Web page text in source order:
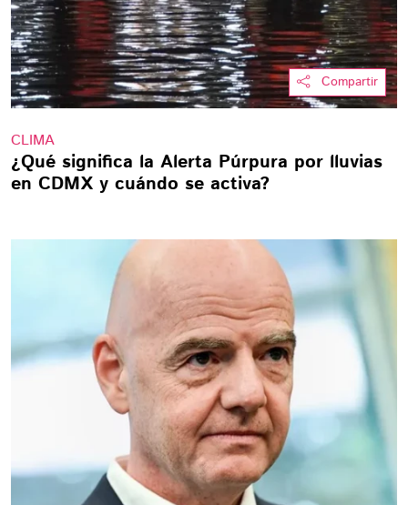
Compartir
CLIMA
¿Qué significa la Alerta Púrpura por lluvias
en CDMX y cuándo se activa?